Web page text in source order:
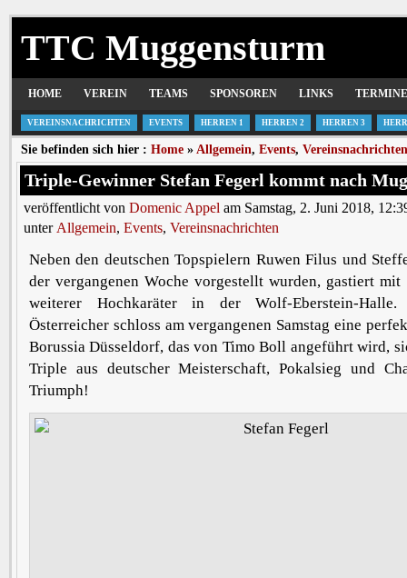
TTC Muggensturm
HOME VEREIN TEAMS SPONSOREN LINKS TERMINE
VEREINSNACHRICHTEN EVENTS HERREN 1 HERREN 2 HERREN 3
Sie befinden sich hier : Home » Allgemein, Events, Vereinsnachrichten
Triple-Gewinner Stefan Fegerl kommt nach
veröffentlicht von Domenic Appel am Samstag, 2. Juni 2018,
unter Allgemein, Events, Vereinsnachrichten
Neben den deutschen Topspielern Ruwen Filus und
der vergangenen Woche vorgestellt wurden, gastiert mit
weiterer Hochkaräter in der Wolf-Eberstein-
Österreicher schloss am vergangenen Samstag eine
Borussia Düsseldorf, das von Timo Boll angeführt wird,
Triple aus deutscher Meisterschaft, Pokalsieg und
Triumph!